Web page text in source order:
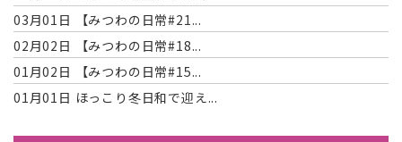
03月01日
【みつわの日常#21...
02月02日
【みつわの日常#18...
01月02日
【みつわの日常#15...
01月01日 ほっこり冬日和で迎え...